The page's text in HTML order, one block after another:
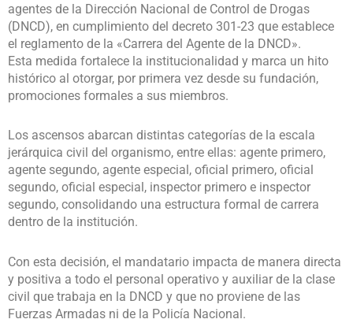
agentes de la Dirección Nacional de Control de Drogas
(DNCD), en cumplimiento del decreto 301-23 que establece
el reglamento de la «Carrera del Agente de la DNCD».
Esta medida fortalece la institucionalidad y marca un hito
histórico al otorgar, por primera vez desde su fundación,
promociones formales a sus miembros.
Los ascensos abarcan distintas categorías de la escala
jerárquica civil del organismo, entre ellas: agente primero,
agente segundo, agente especial, oficial primero, oficial
segundo, oficial especial, inspector primero e inspector
segundo, consolidando una estructura formal de carrera
dentro de la institución.
Con esta decisión, el mandatario impacta de manera directa
y positiva a todo el personal operativo y auxiliar de la clase
civil que trabaja en la DNCD y que no proviene de las
Fuerzas Armadas ni de la Policía Nacional.